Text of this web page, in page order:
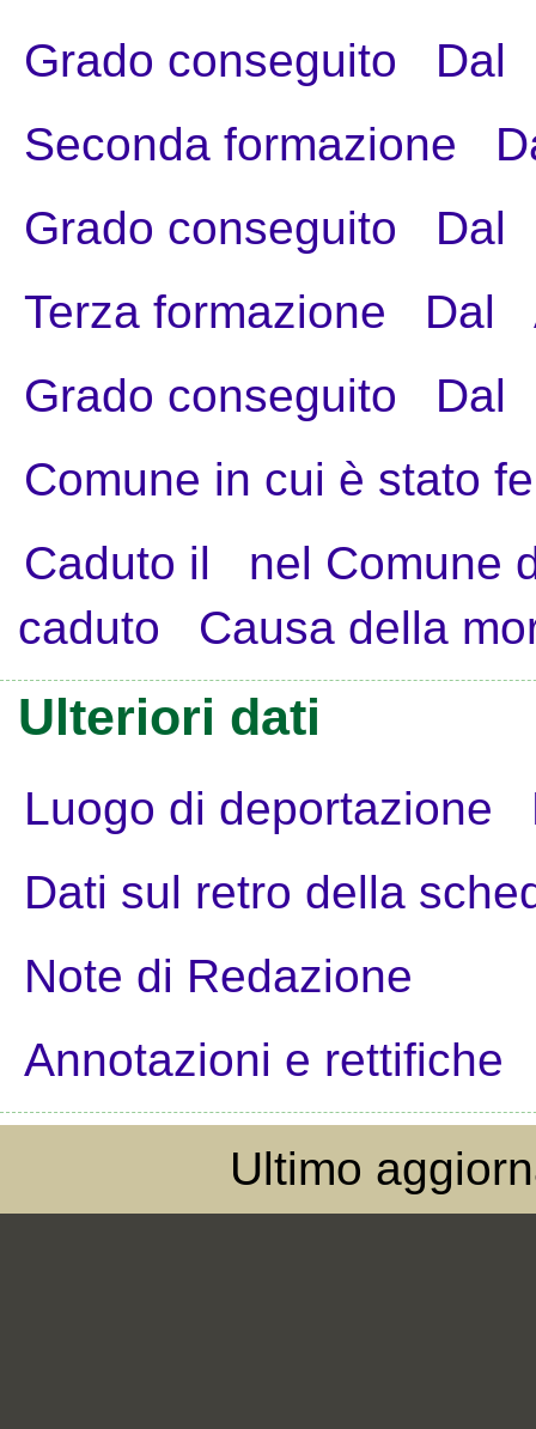
Grado conseguito
Dal
Seconda formazione
Grado conseguito
Dal
Terza formazione
Dal
Grado conseguito
Dal
Comune in cui è stato
Caduto il
nel Comune
caduto
Causa della
Ulteriori dati
Luogo di deportazione
Dati sul retro della
Note di Redazione
Annotazioni e rettifiche
Ultimo